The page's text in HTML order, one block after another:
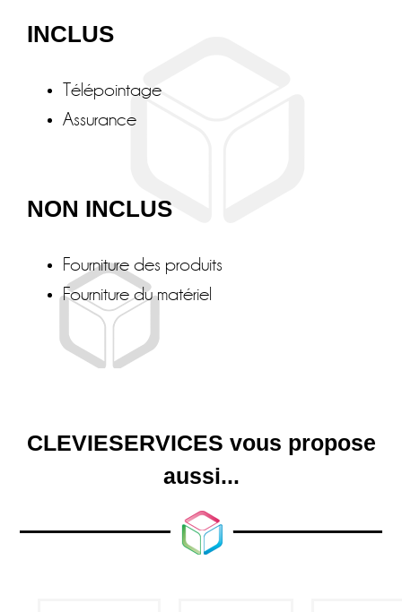
INCLUS
Assurance
NON INCLUS
Fourniture des produits
Fourniture du matériel
CLEVIESERVICES vous propose
aussi...